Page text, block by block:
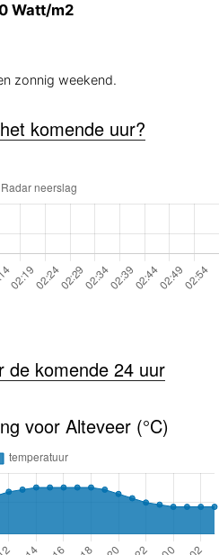
Watt/m2
zonnig weekend.
komende uur?
de komende 24 uur
voor Alteveer (°C)